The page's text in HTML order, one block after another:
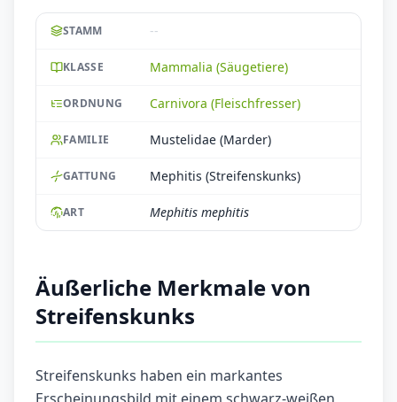
STAMM --
KLASSE Mammalia (Säugetiere)
ORDNUNG Carnivora (Fleischfresser)
FAMILIE Mustelidae (Marder)
GATTUNG Mephitis (Streifenskunks)
ART Mephitis mephitis
Äußerliche Merkmale von
Streifenskunks
Streifenskunks haben ein markantes